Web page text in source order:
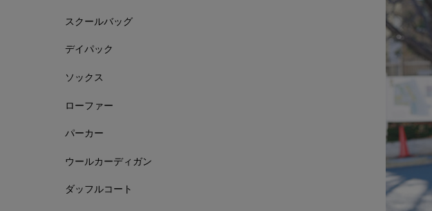
スクールバッグ
デイパック
ソックス
ローファー
パーカー
ウールカーディガン
ダッフルコート